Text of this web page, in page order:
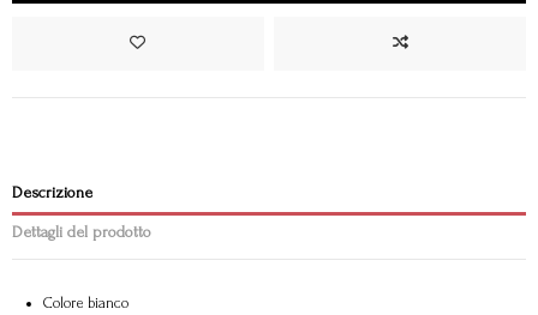
Descrizione
Dettagli del prodotto
Colore bianco